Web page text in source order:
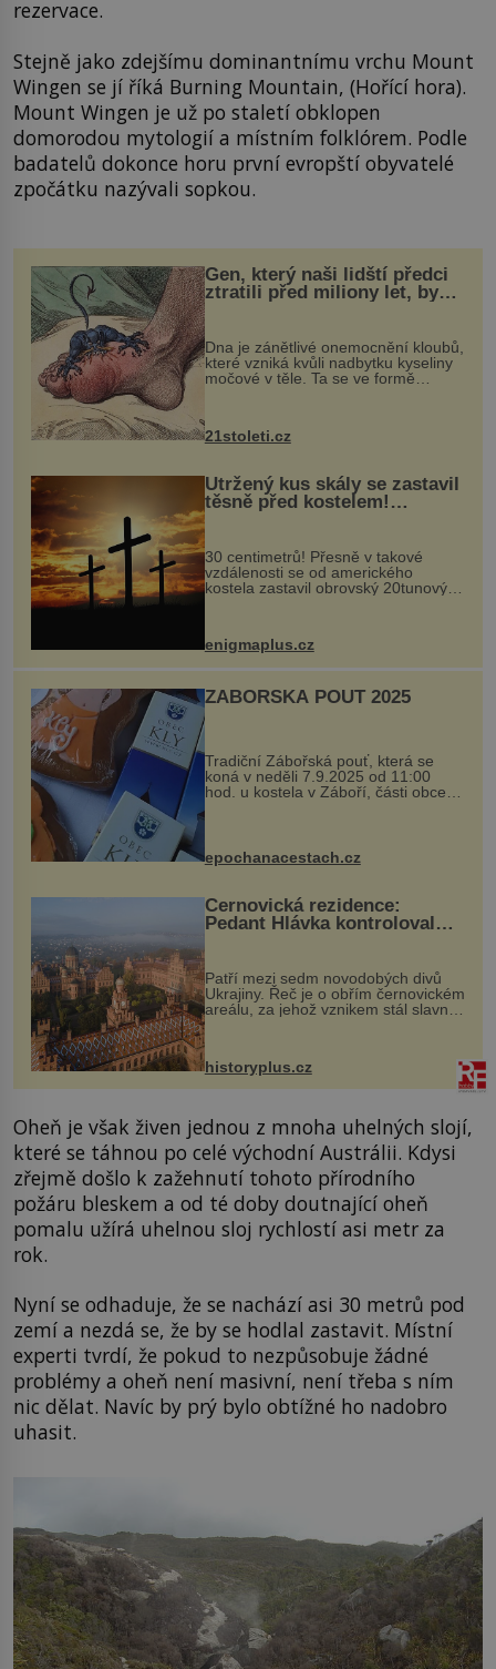
rezervace.
Stejně jako zdejšímu dominantnímu vrchu Mount
Wingen se jí říká Burning Mountain, (Hořící hora).
Mount Wingen je už po staletí obklopen
domorodou mytologií a místním folklórem. Podle
badatelů dokonce horu první evropští obyvatelé
zpočátku nazývali sopkou.
Gen, který naši lidští předci
ztratili před miliony let, by
mohl pomoci s léčbou
„nemoci králů“
Dna je zánětlivé onemocnění kloubů,
které vzniká kvůli nadbytku kyseliny
močové v těle. Ta se ve formě
nohou, a způsobuje bole...
21stoleti.cz
Utržený kus skály se zastavil
těsně před kostelem!
Ochránila ho boží síla?
30 centimetrů! Přesně v takové
vzdálenosti se od amerického
kostela zastavil obrovský 20tunový
...
enigmaplus.cz
ZÁBOŘSKÁ POUŤ 2025
Tradiční Zábořská pouť, která se
koná v neděli 7.9.2025 od 11:00
hod. u kostela v Záboří, části obce
Kly u Mělníka. V programu naleznete
komentovanou prohlídku kostela,
epochanacestach.cz
Černovická rezidence:
Pedant Hlávka kontroloval
Patří mezi sedm novodobých divů
Ukrajiny. Řeč je o obřím černovickém
areálu, za jehož vznikem stál slavný
český architekt Josef Hlávka. Ten si
na něm dal mimořádně záležet. Jeho
stavební plány by při ...
historyplus.cz
Oheň je však živen jednou z mnoha uhelných slojí,
které se táhnou po celé východní Austrálii. Kdysi
zřejmě došlo k zažehnutí tohoto přírodního
požáru bleskem a od té doby doutnající oheň
pomalu užírá uhelnou sloj rychlostí asi metr za
rok.
Nyní se odhaduje, že se nachází asi 30 metrů pod
zemí a nezdá se, že by se hodlal zastavit. Místní
experti tvrdí, že pokud to nezpůsobuje žádné
problémy a oheň není masivní, není třeba s ním
nic dělat. Navíc by prý bylo obtížné ho nadobro
uhasit.